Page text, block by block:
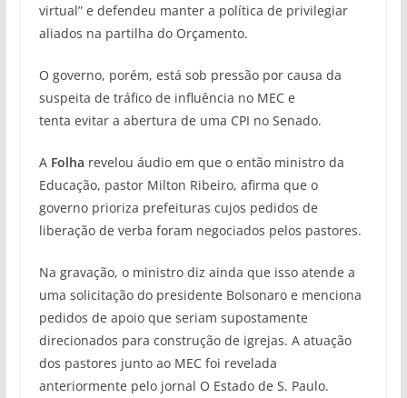
virtual” e defendeu manter a política de privilegiar
aliados na partilha do Orçamento.
O governo, porém, está sob pressão por causa da
suspeita de tráfico de influência no MEC e
tenta evitar a abertura de uma CPI no Senado.
A Folha revelou áudio em que o então ministro da
Educação, pastor Milton Ribeiro, afirma que o
governo prioriza prefeituras cujos pedidos de
liberação de verba foram negociados pelos pastores.
Na gravação, o ministro diz ainda que isso atende a
uma solicitação do presidente Bolsonaro e menciona
pedidos de apoio que seriam supostamente
direcionados para construção de igrejas. A atuação
dos pastores junto ao MEC foi revelada
anteriormente pelo jornal O Estado de S. Paulo.